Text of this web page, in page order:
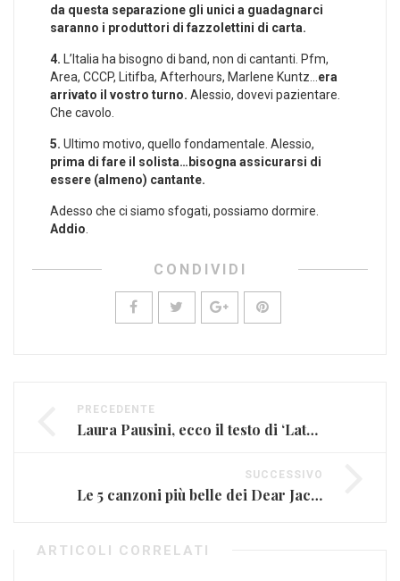
da questa separazione gli unici a guadagnarci
saranno i produttori di fazzolettini di carta.
4. L’Italia ha bisogno di band, non di cantanti. Pfm,
Area, CCCP, Litifba, Afterhours, Marlene Kuntz… era
arrivato il vostro turno. Alessio, dovevi pazientare.
Che cavolo.
5. Ultimo motivo, quello fondamentale. Alessio,
prima di fare il solista…bisogna assicurarsi di
essere (almeno) cantante.
Adesso che ci siamo sfogati, possiamo dormire.
Addio
CONDIVIDI
PRECEDENTE
Laura Pausini, ecco il testo di ‘Lato destro del cuore’
SUCCESSIVO
Le 5 canzoni più belle dei Dear Jack: #rivogliamoalessioneidearjack
ARTICOLI CORRELATI